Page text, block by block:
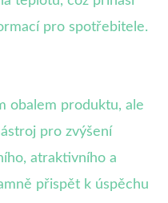
pro spotřebitele.
obalem produktu, ale
pro zvýšení
atraktivního a
přispět k úspěchu